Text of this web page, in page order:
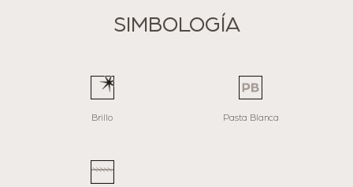
SIMBOLOGÍA
Brillo Pasta Blanca